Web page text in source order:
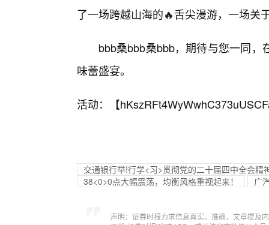
了一场跨越山海的🔥舌尖漫游，一场关
bbb桑bbb桑bbb，期待与您一同
味蕾盛宴。
活动：【
交通银行举!行学<习>贯彻党的二十届四中全会精
38<0>0点大幅震荡，均衡风格重视起来！
广
声明：证券时报力求信息真实、准确，文章提及